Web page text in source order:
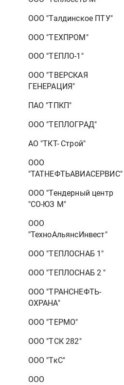
ООО "Талдинское ПТУ"
ООО "ТЕХПРОМ"
ООО "ТЕПЛО-1"
ООО "ТВЕРСКАЯ
ГЕНЕРАЦИЯ"
ПАО "ТПКП"
ООО "ТЕПЛОГРАД"
АО "ТКТ- Строй"
ООО
"ТАТНЕФТЬАВИАСЕРВИС"
ООО "Тендерный центр
"СО-ЮЗ М"
ООО
"ТехноАльянсИнвест"
ООО "ТЕПЛОСНАБ 1"
ООО "ТЕПЛОСНАБ 2 "
ООО "ТРАНСНЕФТЬ-
ОХРАНА"
ООО "ТЕРМО"
ООО "ТСК 282"
ООО "ТкС"
ООО